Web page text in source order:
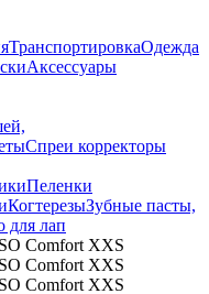
ТранспортировкаОдежда
Аксессуары
Спреи корректоры
Пеленки
КогтерезыЗубные пасты,
для лап
Comfort XXS